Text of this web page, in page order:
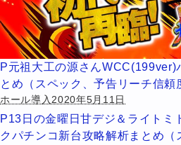
P元祖大工の源さんWCC(199ver)
とめ（スペック、予告リーチ信頼
ホール導入2020年5月11日
P13日の金曜日甘デジ＆ライトミ
クパチンコ新台攻略解析まとめ